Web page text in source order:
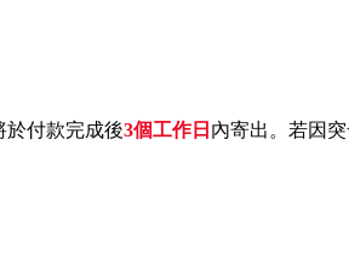
於付款完成後3個工作日 內寄出。若因